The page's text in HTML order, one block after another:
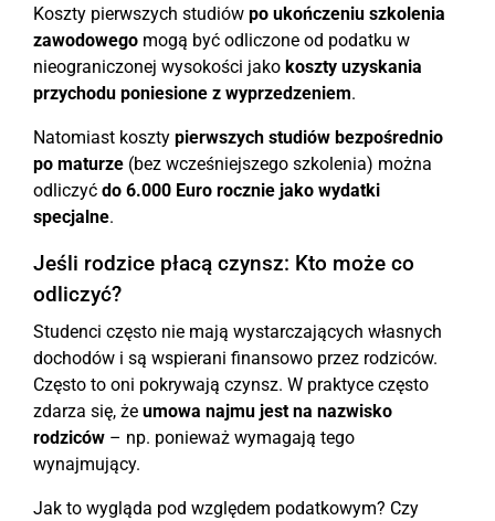
Koszty pierwszych studiów po ukończeniu szkolenia
zawodowego mogą być odliczone od podatku w
nieograniczonej wysokości jako koszty uzyskania
przychodu poniesione z wyprzedzeniem.
Natomiast koszty pierwszych studiów bezpośrednio
po maturze (bez wcześniejszego szkolenia) można
odliczyć do 6.000 Euro rocznie jako wydatki
specjalne.
Jeśli rodzice płacą czynsz: Kto może co
odliczyć?
Studenci często nie mają wystarczających własnych
dochodów i są wspierani finansowo przez rodziców.
Często to oni pokrywają czynsz. W praktyce często
zdarza się, że umowa najmu jest na nazwisko
rodziców – np. ponieważ wymagają tego
wynajmujący.
Jak to wygląda pod względem podatkowym? Czy